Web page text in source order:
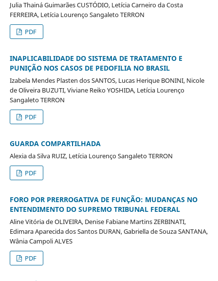
Julia Thainá Guimarães CUSTÓDIO, Letícia Carneiro da Costa
FERREIRA, Letícia Lourenço Sangaleto TERRON
PDF
INAPLICABILIDADE DO SISTEMA DE TRATAMENTO E
PUNIÇÃO NOS CASOS DE PEDOFILIA NO BRASIL
Izabela Mendes Plasten dos SANTOS, Lucas Herique BONINI, Nicole
de Oliveira BUZUTI, Viviane Reiko YOSHIDA, Letícia Lourenço
Sangaleto TERRON
PDF
GUARDA COMPARTILHADA
Alexia da Silva RUIZ, Letícia Lourenço Sangaleto TERRON
PDF
FORO POR PRERROGATIVA DE FUNÇÃO: MUDANÇAS NO
ENTENDIMENTO DO SUPREMO TRIBUNAL FEDERAL
Aline Vitória de OLIVEIRA, Denise Fabiane Martins ZERBINATI,
Edimara Aparecida dos Santos DURAN, Gabriella de Souza SANTANA,
Wânia Campoli ALVES
PDF